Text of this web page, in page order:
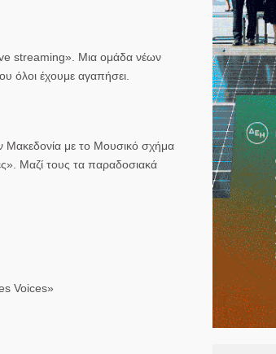
streaming». Μια ομάδα νέων
όλοι έχουμε αγαπήσει.
με το Μουσικό σχήμα
Μαζί τους τα παραδοσιακά
Voices»